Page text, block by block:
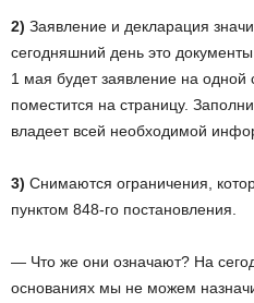
2) Заявление и декларация
сегодняшний день это
1 мая будет заявление на одной
поместится на страницу.
владеет всей необходимой
3) Снимаются ограничения,
пунктом 848-го постановления.
— Что же они означают? На
основаниях мы не можем